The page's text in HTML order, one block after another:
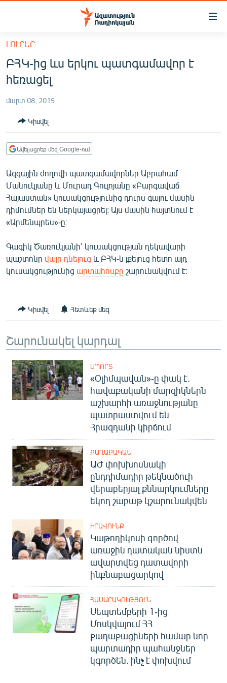
Մատչելիության
հիմնական
բովանդակությանը
Անցնել
հիմնական
մենյուին
ՀԱՅԱՍՏԱՆ
ՔԱՂԱՔԱԿԱՆ
ԸՆՏՐՈՒԹՅՈՒՆՆԵՐ 2026
ԻՐԱՎՈՒՆՔ
ՀԱՍԱՐԱԿՈՒԹՅՈՒՆ
ՂԱՐԱԲԱՂ
ՊԱՏԵՐԱԶՄԻ 6 ՇԱԲԱԹՆԵՐԸ
ՏԱՐԱԾԱՇՐՋԱՆ
ՄՇԱԿՈՒՅԹ
ՍՊՈՐՏ
ՏՏ ԵՒ ԻՆՏԵՐՆԵՏ
ԱՐԽԻՎ
ՏԵՍԱՆՅՈՒԹԵՐ
ԲԱՆԱՎԵՃ
ՁԳՏԵԼՈՎ ԼԱՎԱԳՈՒՅՆԻՆ
Հայերեն
English
Русский
«Ազատության» բոլոր կայքերը
ԼՈՒՐԵՐ
ԲՀԿ-ից ևս երկու պատգամավոր է
հեռացել
մարտ 08, 2015
Կիսվել
Ավելացրեք մեզ Google-ում
Ազգային ժողովի պատգամավորներ Աբրահամ
Մանուկյանը և Մուրադ Գուլոյանը «Բարգավաճ
Հայաստան» կուսակցությունից դուրս գալու մասին
դիմումներ են ներկայացրել: Այս մասին հայտնում է
«Արմենպրես»-ը։
Գագիկ Ծառուկյանի՝ կուսակցության ղեկավարի
պաշտոնը վայր դնելուց և ԲՀԿ-ն լքելուց հետո այդ
կուսակցությունից արտահոսքը շարունակվում է։
Կիսվել Հետևեք մեզ
Շարունակել կարդալ
ՍՊՈՐՏ
«Օլիմպավան»-ը փակ է.
հավաքականի մարզիկներն
աշխարհի առաջնությանը
պատրաստվում են
Հրազդանի կիրճում
ՔԱՂԱՔԱԿԱՆ
ԱԺ փոխխոսնակի
ընդդիմադիր թեկնածուի
վերաբերյալ քննարկումները
եկող շաբաթ կշարունակվեն
ԻՐԱՎՈՒՆՔ
Կաթողիկոսի գործով
առաջին դատական նիստն
ավարտվեց դատավորի
ինքնաբացարկով
ՀԱՍԱՐԱԿՈՒԹՅՈՒՆ
Սեպտեմբերի 1-ից
Մոսկվայում ՀՀ
քաղաքացիների համար նոր
պարտադիր պահանջներ
կգործեն. ինչ է փոխվում